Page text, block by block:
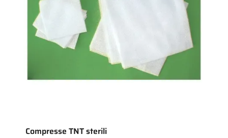
Compresse TNT sterili